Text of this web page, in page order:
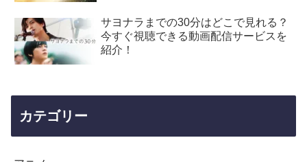
サヨナラまでの30分はどこで見れる？
今すぐ視聴できる動画配信サービスを
紹介！
カテゴリー